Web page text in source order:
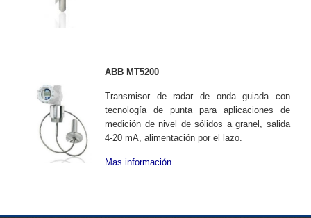
ABB MT5200
Transmisor de radar de onda guiada con
tecnología de punta para aplicaciones de
medición de nivel de sólidos a granel, salida
4-20 mA, alimentación por el lazo.
Mas información